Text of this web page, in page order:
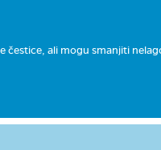
ali mogu smanjiti